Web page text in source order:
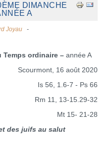
DIMANCHE
A
Joyau
Temps ordinaire – année A
Scourmont, 16 août 2020
Is 56, 1.6-7 - Ps 66
Rm 11, 13-15.29-32
Mt 15- 21-28
des juifs au salut